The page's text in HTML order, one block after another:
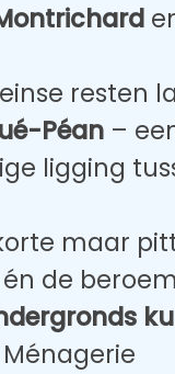
resten
Péan –
ligging
maar
de